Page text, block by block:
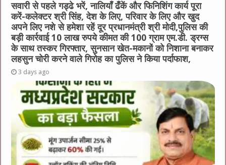
सवारी से पहले गड्ढे भरें, नालियाँ ढँकें और फिनिशिंग कार्य पूरा
करें-कलेक्टर श्री सिंह, देश के लिए, परिवार के लिए और खुद
अपने लिए नशे से हमेशा रहें दूर प्रधानमंत्री श्री मोदी,पुलिस की
बड़ी कार्रवाई 10 लाख रुपये कीमत की 100 ग्राम एम.डी. ड्रग्स
के साथ तस्कर गिरफ्तार, सुनसान खेत-मकानों को निशाना बनाकर
लहसुन चोरी करने वाले गिरोह का पुलिस ने किया पर्दाफाश,
3 days ago